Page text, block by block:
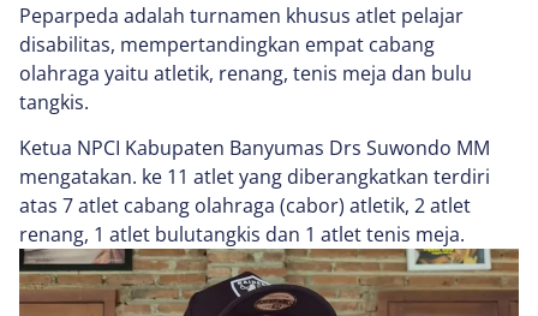
Peparpeda adalah turnamen khusus atlet pelajar
disabilitas, mempertandingkan empat cabang
olahraga yaitu atletik, renang, tenis meja dan bulu
tangkis.
Ketua NPCI Kabupaten Banyumas Drs Suwondo MM
mengatakan. ke 11 atlet yang diberangkatkan terdiri
atas 7 atlet cabang olahraga (cabor) atletik, 2 atlet
renang, 1 atlet bulutangkis dan 1 atlet tenis meja.